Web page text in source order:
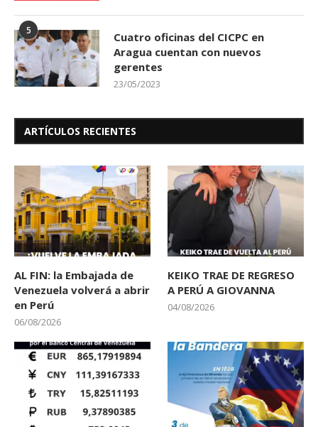
5
Cuatro oficinas del CICPC en
Aragua cuentan con nuevos
gerentes
23/05/2023
ARTÍCULOS RECIENTES
AL FIN: la Embajada de
Venezuela volverá a abrir
en Perú
06/08/2026
KEIKO TRAE DE REGRESO
A PERÚ A GIOVANNA
04/08/2026